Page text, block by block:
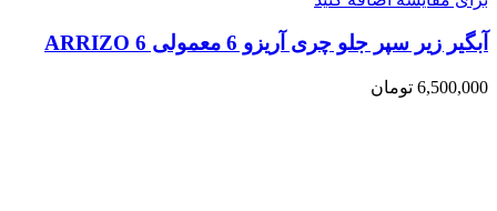
آبگیر زیر سپر جلو چری آریزو 6 معمولی ARRIZO 6
6,500,000 تومان